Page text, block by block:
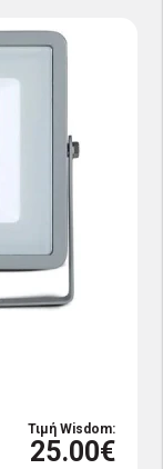
Τιμή Wisdom:
25.00€